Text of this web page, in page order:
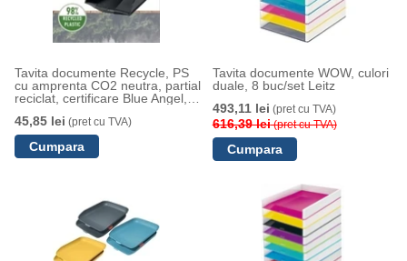
Tavita documente Recycle, PS
cu amprenta CO2 neutra, partial
reciclat, certificare Blue Angel,
45,85 lei (pret cu TVA)
Tavita documente WOW, culori
duale, 8 buc/set Leitz
493,11 lei (pret cu TVA)
616,39 lei(pret cu TVA)